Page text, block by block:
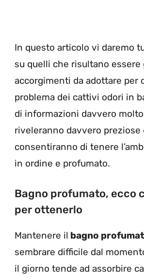
In questo articolo vi daremo
su quelli che risultano essere
accorgimenti da adottare per
problema dei cattivi odori in
di informazioni davvero
riveleranno davvero preziose
consentiranno di tenere
in ordine e profumato.
Bagno profumato, ecco
per ottenerlo
Mantenere il bagno
sembrare difficile dal
il giorno tende ad assorbire